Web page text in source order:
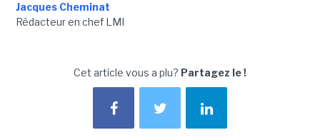
Jacques Cheminat
Rédacteur en chef LMI
Cet article vous a plu? Partagez le !